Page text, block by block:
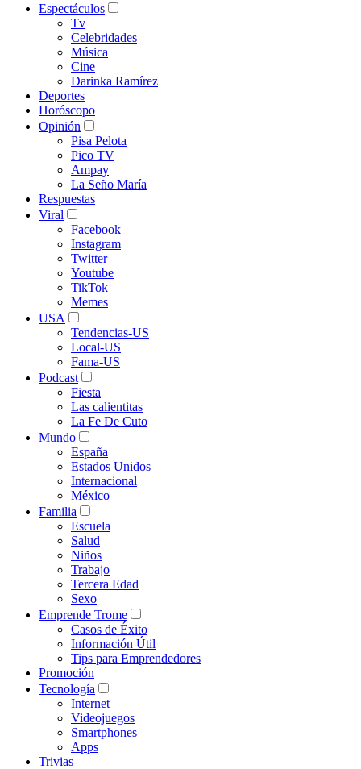
Espectáculos
Tv
Celebridades
Música
Cine
Darinka Ramírez
Deportes
Horóscopo
Opinión
Pisa Pelota
Pico TV
Ampay
La Seño María
Respuestas
Viral
Facebook
Instagram
Twitter
Youtube
TikTok
Memes
USA
Tendencias-US
Local-US
Fama-US
Podcast
Fiesta
Las calientitas
La Fe De Cuto
Mundo
España
Estados Unidos
Internacional
México
Familia
Escuela
Salud
Niños
Trabajo
Tercera Edad
Sexo
Emprende Trome
Casos de Éxito
Información Útil
Tips para Emprendedores
Promoción
Tecnología
Internet
Videojuegos
Smartphones
Apps
Trivias